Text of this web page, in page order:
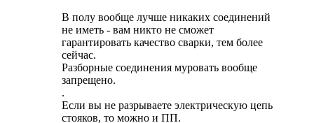
В полу вообще лучше никаких соединений
не иметь - вам никто не сможет
гарантировать качество сварки, тем более
сейчас.
Разборные соединения муровать вообще
запрещено.
.
Если вы не разрываете электрическую цепь
стояков, то можно и ПП.